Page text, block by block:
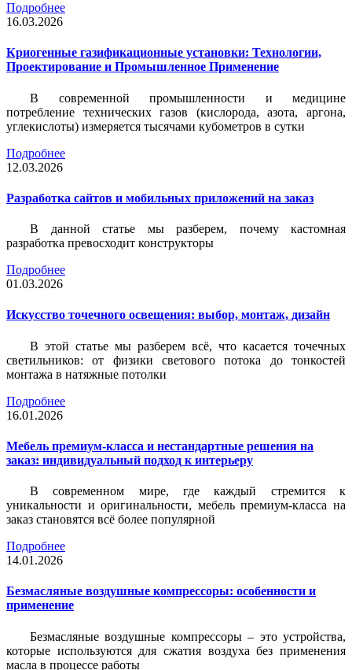
Подробнее
16.03.2026
Криогенные газификационные установки: Технологии,
Проектирование и Промышленное Применение
В современной промышленности и медицине
потребление технических газов (кислорода, азота, аргона,
углекислоты) измеряется тысячами кубометров в сутки
Подробнее
12.03.2026
Разработка сайтов и мобильных приложений на заказ
В данной статье мы разберем, почему кастомная
разработка превосходит конструкторы
Подробнее
01.03.2026
Искусство точечного освещения: выбор, монтаж, дизайн
В этой статье мы разберем всё, что касается точечных
светильников: от физики светового потока до тонкостей
монтажа в натяжные потолки
Подробнее
16.01.2026
Мебель премиум-класса и нестандартные решения на
заказ: индивидуальный подход к интерьеру
В современном мире, где каждый стремится к
уникальности и оригинальности, мебель премиум-класса на
заказ становятся всё более популярной
Подробнее
14.01.2026
Безмасляные воздушные компрессоры: особенности и
применение
Безмасляные воздушные компрессоры – это устройства,
которые используются для сжатия воздуха без применения
масла в процессе работы